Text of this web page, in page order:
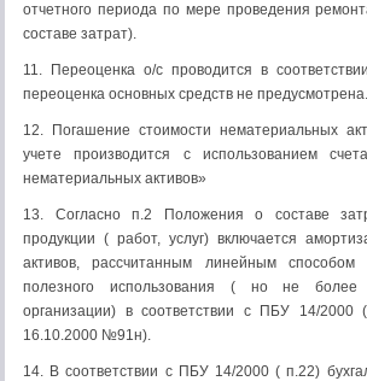
отчетного периода по мере проведения
составе затрат).
11. Переоценка о/с проводится в
переоценка основных средств не предусмотрена.
12. Погашение стоимости нематериальных
учете производится с использованием
нематериальных активов»
13. Согласно п.2 Положения о составе
продукции ( работ, услуг) включается
активов, рассчитанным линейным
полезного использования ( но не более
организации) в соответствии с ПБУ 14/
16.10.2000 №91н).
14. В соответствии с ПБУ 14/2000 ( п.22)